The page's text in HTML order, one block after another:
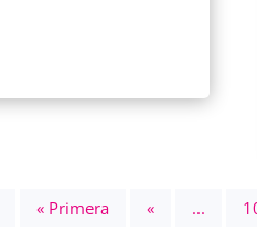
« Primera « ...